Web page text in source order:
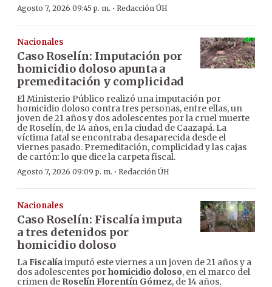
Agosto 7, 2026 09:45 p. m. · Redacción ÚH
Nacionales
Caso Roselín: Imputación por
homicidio doloso apunta a
premeditación y complicidad
El Ministerio Público realizó una imputación por
homicidio doloso contra tres personas, entre ellas, un
joven de 21 años y dos adolescentes por la cruel muerte
de Roselín, de 14 años, en la ciudad de Caazapá. La
víctima fatal se encontraba desaparecida desde el
viernes pasado. Premeditación, complicidad y las cajas
de cartón: lo que dice la carpeta fiscal.
Agosto 7, 2026 09:09 p. m. · Redacción ÚH
Nacionales
Caso Roselín: Fiscalía imputa
a tres detenidos por
homicidio doloso
LaFiscalíaimputó este viernes a un joven de 21 años y a
dos adolescentes porhomicidio doloso, en el marco del
crimen de Roselín Florentín Gómez, de 14 años,